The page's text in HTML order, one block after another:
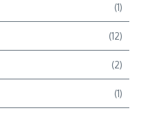
(1)
(12)
(2)
(1)